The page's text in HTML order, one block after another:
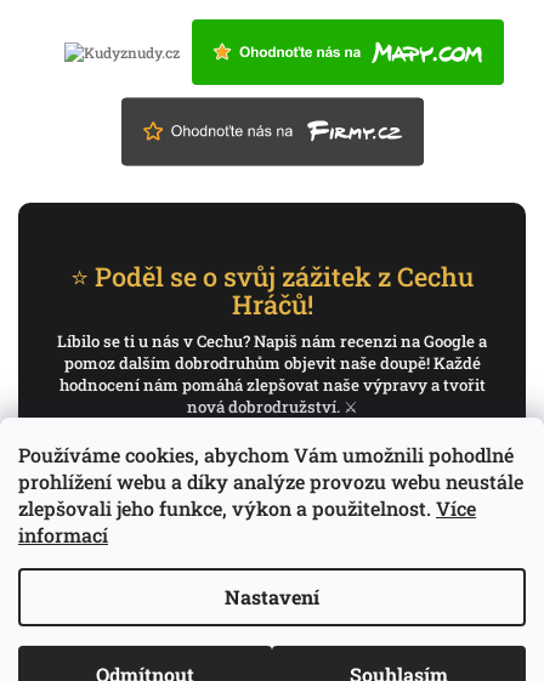
Používáme cookies, abychom Vám umožnili pohodlné
prohlížení webu a díky analýze provozu webu neustále
zlepšovali jeho funkce, výkon a použitelnost. Více
informací
Nastavení
Odmítnout Souhlasím
⭐ Poděl se o svůj zážitek z Cechu
Hráčů!
Líbilo se ti u nás v Cechu? Napiš nám recenzi na Google a
pomoz dalším dobrodruhům objevit naše doupě! Každé
hodnocení nám pomáhá zlepšovat naše výpravy a tvořit
nová dobrodružství. ⚔️
✍️ Napiš recenzi na Google
Děkujeme, že pomáháš psát příběh Cechu Hráčů.
Vytvořil ShoptetCopyright 2026 Cech Hráčů. Všechna práva